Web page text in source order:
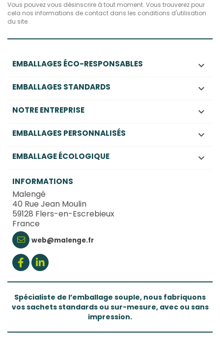
Vous pouvez vous désinscrire à tout moment. Vous trouverez pour
cela nos informations de contact dans les conditions d'utilisation
du site.
EMBALLAGES ÉCO-RESPONSABLES 
EMBALLAGES STANDARDS 
NOTRE ENTREPRISE 
EMBALLAGES PERSONNALISÉS 
EMBALLAGE ÉCOLOGIQUE 
INFORMATIONS
Malengé
40 Rue Jean Moulin
59128 Flers-en-Escrebieux
France
web@malenge.fr
Spécialiste de l’emballage souple, nous fabriquons
vos sachets standards ou sur-mesure, avec ou sans
impression.